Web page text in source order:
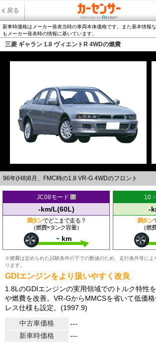
戻る
新車時価格はメーカー発表当時の車両本体価格です。また基本情報
もメーカー発表時の情報に基いています。
三菱 ギャラン 1.8 ヴィエントR 4WDの燃費
96年(H8)8月、FMC時の1.8 VR-G 4WDのフロント
JC08モード
-km/L(60L)
満タンでどこまで走る？
（燃費×タンク容量）
- km
10
-
満タン
（燃
※燃費は定められた試験条件の下での数値のため、走行条件等によ
ります。
GDIエンジンをより扱いやすく改良
1.8LのGDIエンジンの実用領域でのトルク特性
や燃費を改善。VR-GからMMCSを省いて低価
レス仕様も設定。(1997.9)
中古車価格
---
新車時価格
---